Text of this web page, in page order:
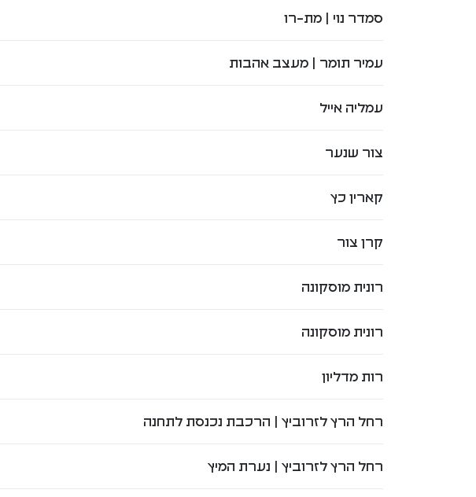
סמדר נוי | מת-רו
עמיר תומר | מעצב אהבות
עמליה אייל
צור שנער
קארין כץ
קרן צור
רונית מוסקונה
רונית מוסקונה
רות מדליון
רחל הרץ לזרוביץ | הרכבת נכנסת לתחנה
רחל הרץ לזרוביץ | נערת המיץ